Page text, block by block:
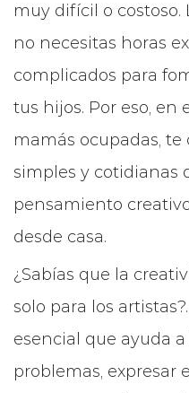
muy difícil o
no necesitas horas
complicados para
tus hijos. Por eso, en
mamás ocupadas,
simples y cotidianas
pensamiento
desde casa.
¿Sabías que la
solo para los
esencial que ayuda
problemas, expresar